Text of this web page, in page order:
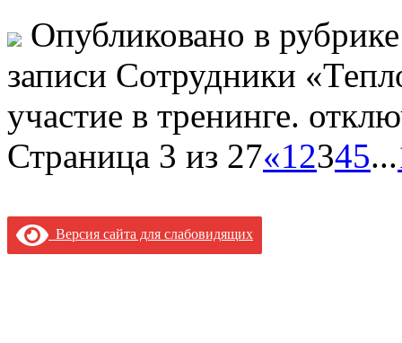
Опубликовано в
записи Сотрудники
участие в тренинге.
Страница 3 из 27«12345...
Версия сайта для слабовидящих